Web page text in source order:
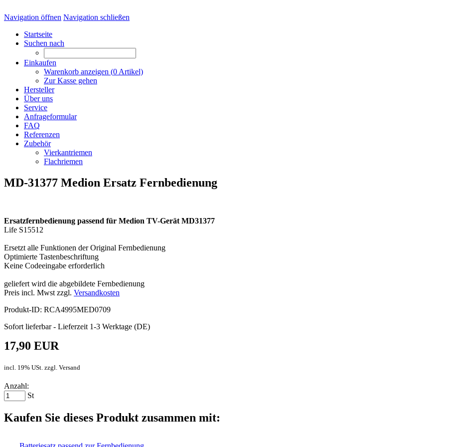
Navigation öffnen Navigation schließen
Startseite
Suchen nach
Einkaufen
Warenkorb anzeigen (0 Artikel)
Zur Kasse gehen
Hersteller
Über uns
Service
Anfrageformular
FAQ
Referenzen
Zubehör
Vierkantriemen
Flachriemen
MD-31377 Medion Ersatz Fernbedienung
Ersatzfernbedienung passend für Medion TV-Gerät MD31377
Life S15512
Ersetzt alle Funktionen der Original Fernbedienung
Optimierte Tastenbeschriftung
Keine Codeeingabe erforderlich
geliefert wird die abgebildete Fernbedienung
Preis incl. Mwst zzgl. Versandkosten
Produkt-ID: RCA4995MED0709
Sofort lieferbar - Lieferzeit 1-3 Werktage (DE)
17,90 EUR
incl. 19% USt. zzgl. Versand
Anzahl:
St
Kaufen Sie dieses Produkt zusammen mit: